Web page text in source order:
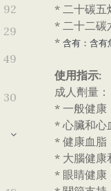
92
29
49
30
* 二十碳五
* 二十二碳
* 含有：含有
使用指示:
成人劑量：
* 一般健康
* 心臟和心
* 健康血脂
* 大腦健康
* 眼睛健康